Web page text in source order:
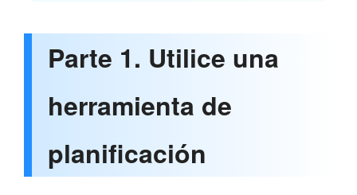
Parte 1. Utilice una
herramienta de
planificación